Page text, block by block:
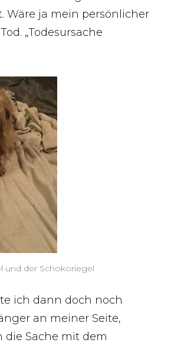
Wäre ja mein persönlicher
„Todesursache
und der Schokoriegel
ich dann doch noch
an meiner Seite,
die Sache mit dem